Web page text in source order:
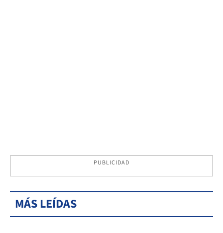
PUBLICIDAD
MÁS LEÍDAS